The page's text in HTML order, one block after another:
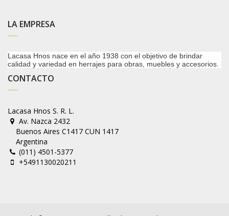
LA EMPRESA
Lacasa Hnos nace en el año 1938 con el objetivo de brindar
calidad y variedad en herrajes para obras, muebles y accesorios.
CONTACTO
Lacasa Hnos S. R. L.
Av. Nazca 2432
Buenos Aires C1417 CUN 1417
Argentina
(011) 4501-5377
+5491130020211